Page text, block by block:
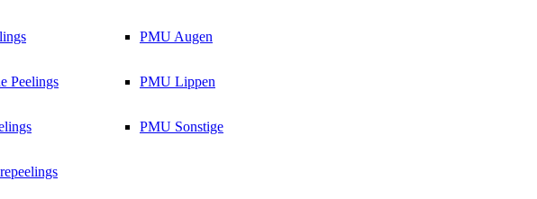
Peelings
PMU Augen
PMU Lippen
PMU Sonstige